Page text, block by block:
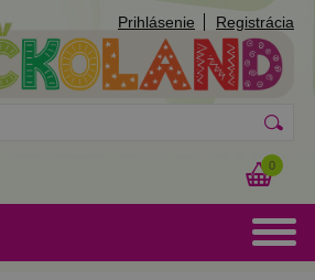
Prihlásenie Registrácia
0